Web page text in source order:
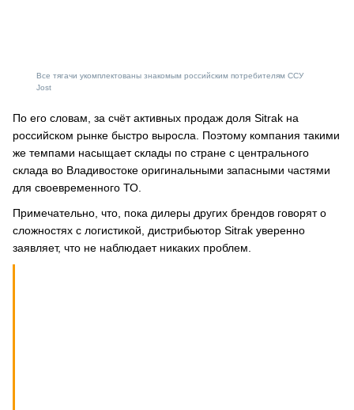
Все тягачи укомплектованы знакомым российским потребителям ССУ
Jost
По его словам, за счёт активных продаж доля Sitrak на
российском рынке быстро выросла. Поэтому компания такими
же темпами насыщает склады по стране с центрального
склада во Владивостоке оригинальными запасными частями
для своевременного ТО.
Примечательно, что, пока дилеры других брендов говорят о
сложностях с логистикой, дистрибьютор Sitrak уверенно
заявляет, что не наблюдает никаких проблем.